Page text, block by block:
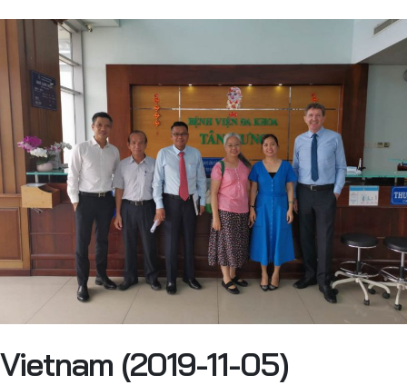
Vietnam (2019-11-05)